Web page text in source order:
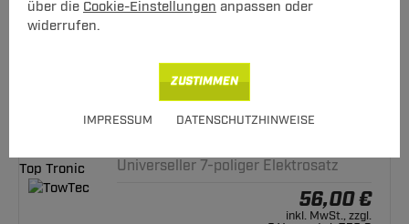
über die Cookie-Einstellungen anpassen oder
widerrufen.
IMPRESSUM DATENSCHUTZHINWEISE
ZUSTIMMEN
Elektrosatz 7-polig
Universal E-Satz 7-polig mit Top
Universeller 7-poliger Elektrosatz
56,00 €
inkl. MwSt., zzgl.